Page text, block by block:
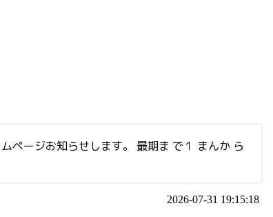
ページお知らせします。 最期ま で１ まんか ら
2026-07-31 19:15:18